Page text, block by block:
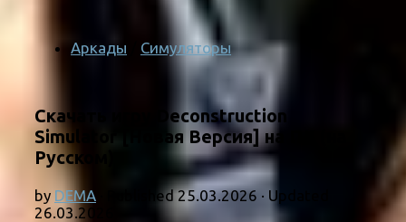
Аркады Симуляторы
Скачать игру Deconstruction
Simulator [Новая Версия] на ПК (на
Русском)
by DEMA · Published25.03.2026 · Updated
26.03.2026